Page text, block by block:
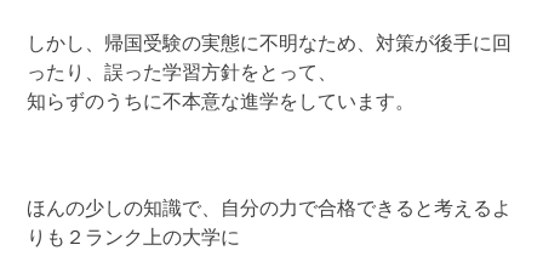
しかし、帰国受験の実態に不明なため、対策が後手に回
ったり、誤った学習方針をとって、
知らずのうちに不本意な進学をしています。
ほんの少しの知識で、自分の力で合格できると考えるよ
りも２ランク上の大学に